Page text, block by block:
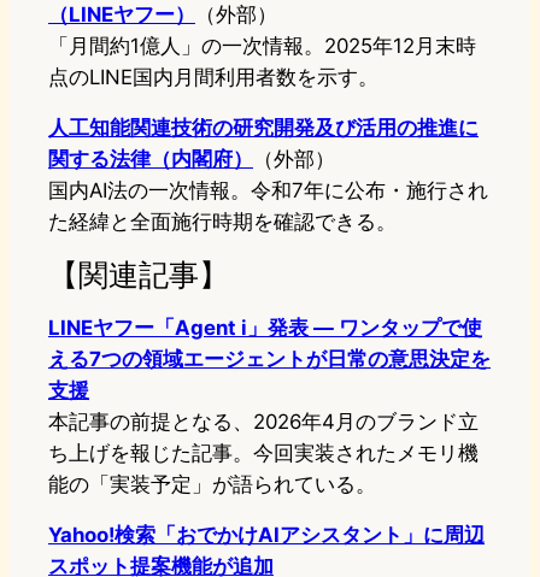
（LINEヤフー）
（外部）
「月間約1億人」の一次情報。2025年12月末時
点のLINE国内月間利用者数を示す。
人工知能関連技術の研究開発及び活用の推進に
関する法律（内閣府）
（外部）
国内AI法の一次情報。令和7年に公布・施行され
た経緯と全面施行時期を確認できる。
【関連記事】
LINEヤフー「Agent i」発表 ― ワンタップで使
える7つの領域エージェントが日常の意思決定を
支援
本記事の前提となる、2026年4月のブランド立
ち上げを報じた記事。今回実装されたメモリ機
能の「実装予定」が語られている。
Yahoo!検索「おでかけAIアシスタント」に周辺
スポット提案機能が追加